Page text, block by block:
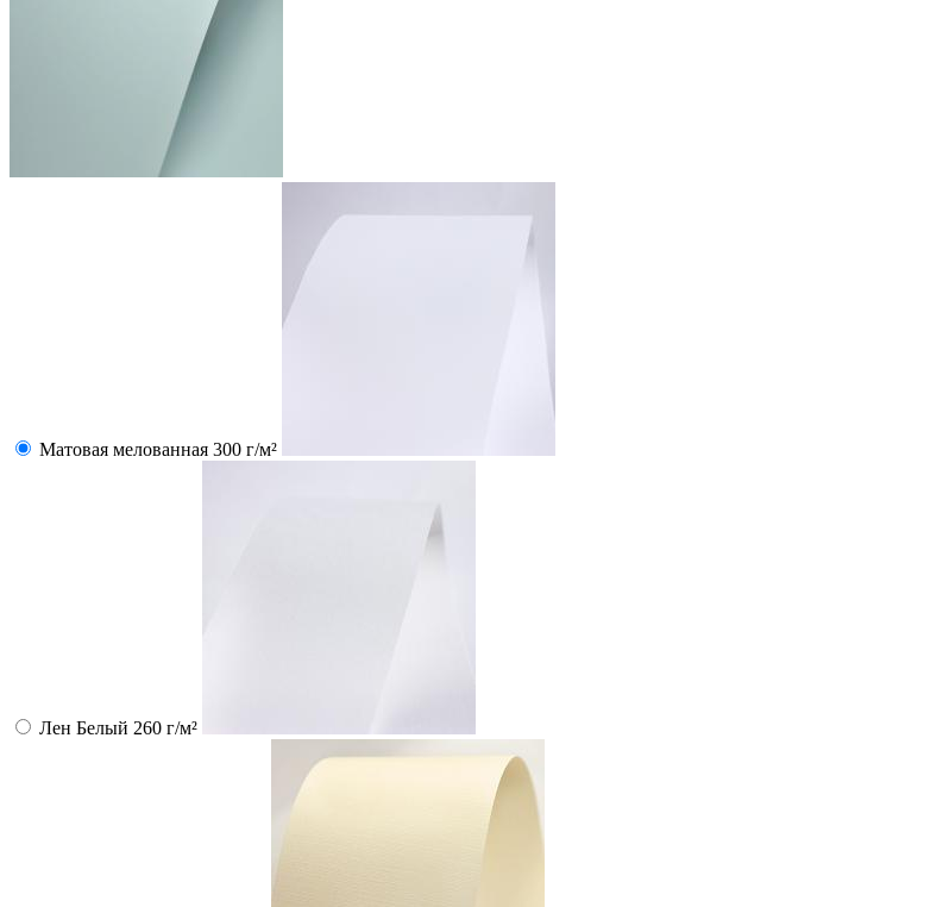
Матовая мелованная 300 г/м²
Лен Белый 260 г/м²